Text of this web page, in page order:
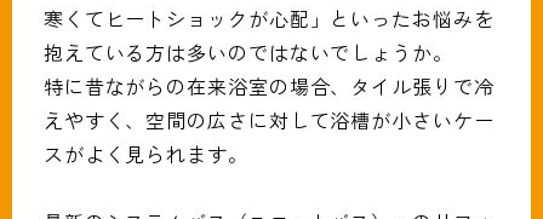
寒くてヒートショックが心配」といったお悩みを
抱えている方は多いのではないでしょうか。
特に昔ながらの在来浴室の場合、タイル張りで冷
えやすく、空間の広さに対して浴槽が小さいケー
スがよく見られます。